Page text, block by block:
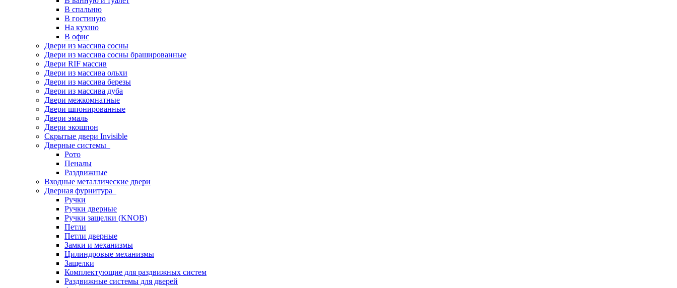
В спальню
В гостиную
На кухню
В офис
Двери из массива сосны
Двери из массива сосны брашированные
Двери RIF массив
Двери из массива ольхи
Двери из массива березы
Двери из массива дуба
Двери межкомнатные
Двери шпонированные
Двери эмаль
Двери экошпон
Скрытые двери Invisible
Дверные системы
Рото
Пеналы
Раздвижные
Входные металлические двери
Дверная фурнитура
Ручки
Ручки дверные
Ручки защелки (KNOB)
Петли
Петли дверные
Замки и механизмы
Цилиндровые механизмы
Защелки
Комплектующие для раздвижных систем
Раздвижные системы для дверей